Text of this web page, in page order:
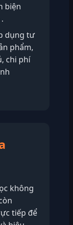
biện
dụng tư
phẩm,
chi phí
không
tiếp để